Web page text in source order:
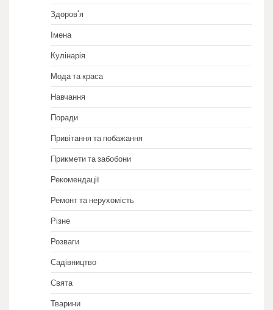
Здоров'я
Імена
Кулінарія
Мода та краса
Навчання
Поради
Привітання та побажання
Прикмети та забобони
Рекомендації
Ремонт та нерухомість
Різне
Розваги
Садівництво
Свята
Тварини